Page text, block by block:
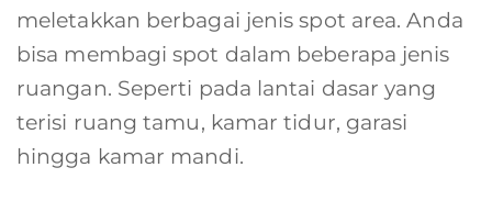
meletakkan berbagai jenis spot area. Anda
bisa membagi spot dalam beberapa jenis
ruangan. Seperti pada lantai dasar yang
terisi ruang tamu, kamar tidur, garasi
hingga kamar mandi.